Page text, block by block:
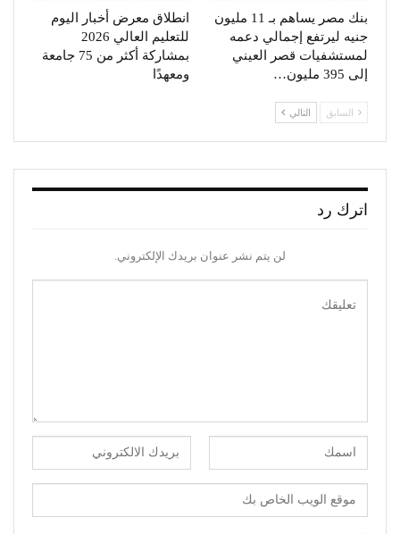
بنك مصر يساهم بـ 11 مليون
جنيه ليرتفع إجمالي دعمه
لمستشفيات قصر العيني
إلى 395 مليون…
انطلاق معرض أخبار اليوم
للتعليم العالي 2026
بمشاركة أكثر من 75 جامعة
ومعهدًا
السابق التالي
اترك رد
لن يتم نشر عنوان بريدك الإلكتروني.